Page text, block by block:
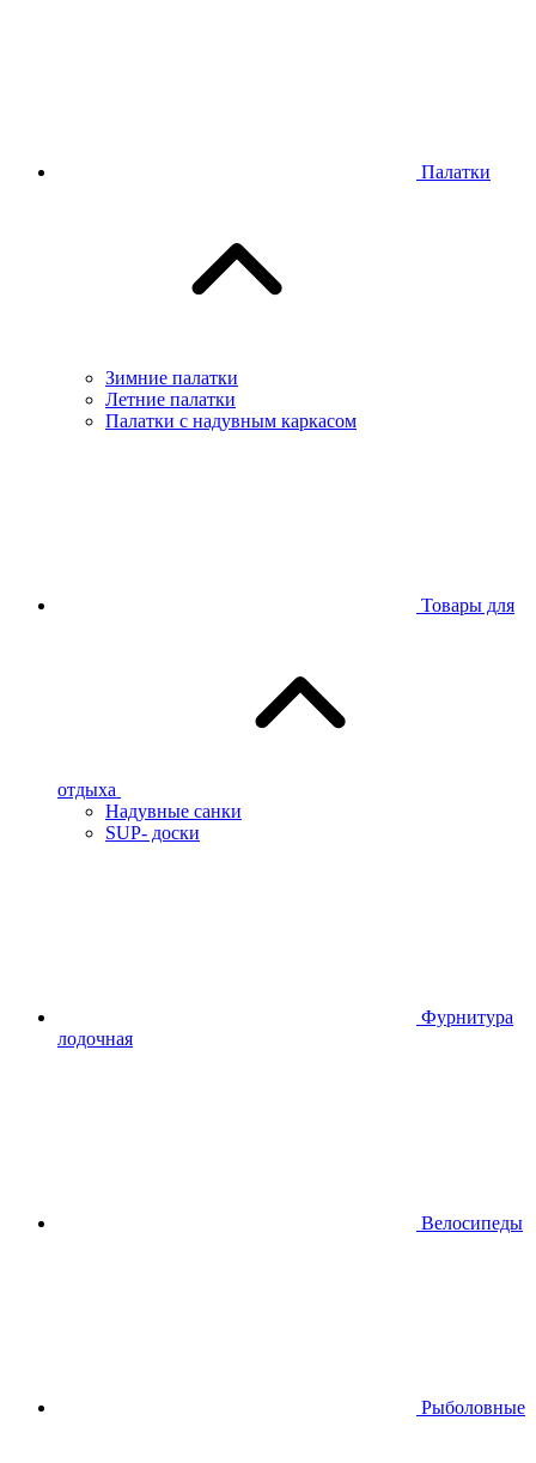
Палатки
Зимние палатки
Летние палатки
Палатки с надувным каркасом
Товары для
отдыха
Надувные санки
SUP- доски
Фурнитура
лодочная
Велосипеды
Рыболовные